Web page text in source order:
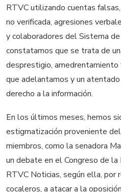
RTVC utilizando cuentas
no verificada, agresiones
y colaboradores del Sistema
constatamos que se trata de
desprestigio,
que adelantamos y un
derecho a la información.
En los últimos meses, hemos
estigmatización proveniente
miembros, como la senadora
un debate en el Congreso de
RTVC Noticias, según ella, por
cocaleros, a atacar a la